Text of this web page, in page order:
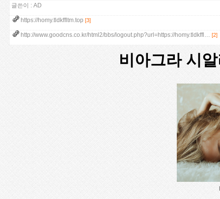
글쓴이 : AD
https://homy.tldkffltm.top [3]
http://www.goodcns.co.kr/html2/bbs/logout.php?url=https://homy.tldkffl… [2]
비아그라 시